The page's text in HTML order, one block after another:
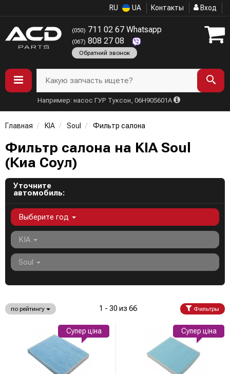
RU UA Контакты Вход
(050) 711 02 67 Whatsapp
(067) 808 27 08
Обратний звонок
Какую запчасть ищете?
Например: насос ГУР Туксон, 06H905601A
Главная KIA Soul Фильтр салона
Фильтр салона на KIA Soul
(Киа Соул)
Уточните
автомобиль:
Выберите год
KIA
Soul
по рейтингу 1 - 30 из 66 Фильтры
Супер ціна Супер ціна